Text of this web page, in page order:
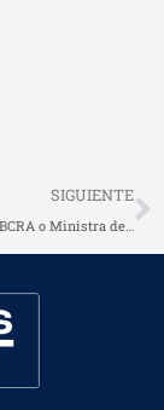
SIGUIENTE
¿Presidenta del BCRA o Ministra de Industria? (*)